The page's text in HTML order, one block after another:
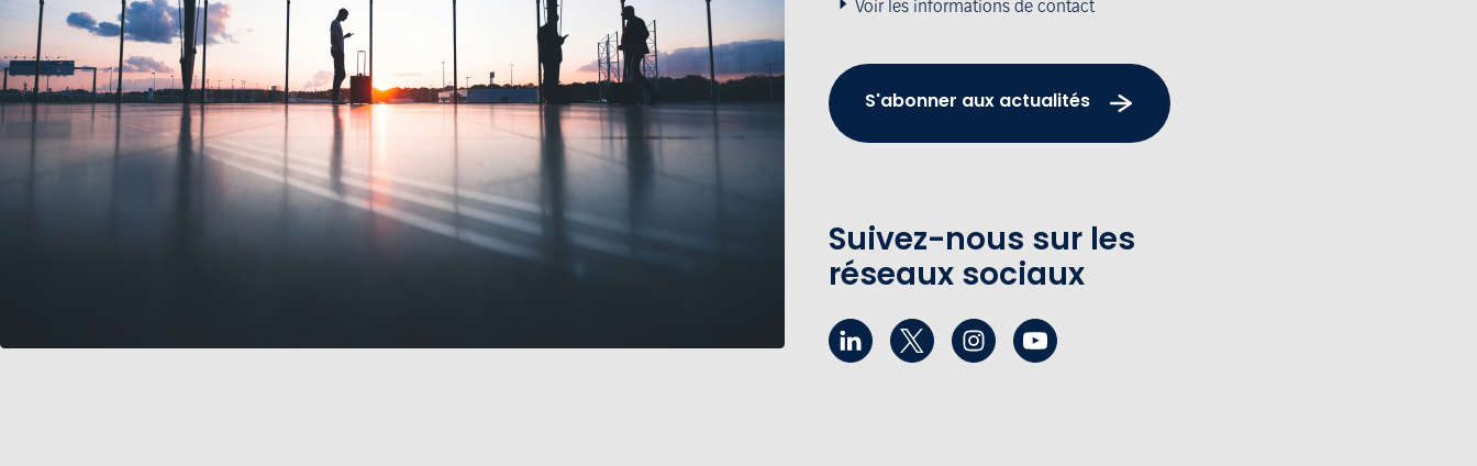
Voir les informations de contact
S'abonner aux actualités
Suivez-nous sur les
réseaux sociaux